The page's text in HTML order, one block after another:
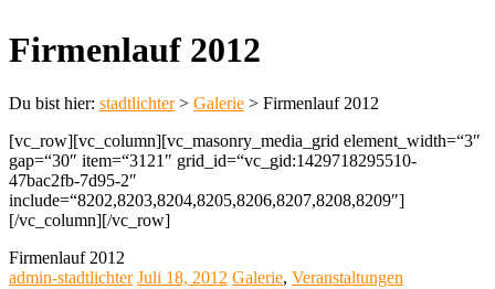
Firmenlauf 2012
Du bist hier: stadtlichter> Galerie > Firmenlauf 2012
[vc_row][vc_column][vc_masonry_media_grid element_width=“3″
gap=“30″ item=“3121″ grid_id=“vc_gid:1429718295510-
47bac2fb-7d95-2″
include=“8202,8203,8204,8205,8206,8207,8208,8209″]
[/vc_column][/vc_row]
Firmenlauf 2012
admin-stadtlichter Juli 18, 2012 Galerie, Veranstaltungen